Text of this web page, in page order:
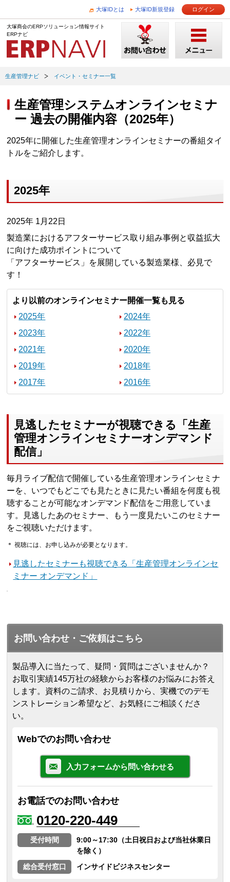
大塚IDとは 大塚ID新規登録 ログイン
大塚商会のERPソリューション情報サイト
ERPナビ
生産管理ナビ イベント・セミナー一覧
生産管理システムオンラインセミナ
ー 過去の開催内容（2025年）
2025年に開催した生産管理オンラインセミナーの番組タイ
トルをご紹介します。
2025年
2025年 1月22日
製造業におけるアフターサービス取り組み事例と収益拡大
に向けた成功ポイントについて
「アフターサービス」を展開している製造業様、必見で
す！
より以前のオンラインセミナー開催一覧も見る
2025年
2024年
2023年
2022年
2021年
2020年
2019年
2018年
2017年
2016年
見逃したセミナーが視聴できる「生産
管理オンラインセミナーオンデマンド
配信」
毎月ライブ配信で開催している生産管理オンラインセミナ
ーを、いつでもどこでも見たときに見たい番組を何度も視
聴することが可能なオンデマンド配信をご用意していま
す。見逃したあのセミナー、もう一度見たいこのセミナー
をご視聴いただけます。
＊ 視聴には、お申し込みが必要となります。
見逃したセミナーも視聴できる「生産管理オンラインセ
ミナー オンデマンド」
お問い合わせ・ご依頼はこちら
製品導入に当たって、疑問・質問はございませんか？
お取引実績145万社の経験からお客様のお悩みにお答え
します。 資料のご請求、お見積りから、実機でのデモ
ンストレーション希望など、お気軽にご相談くださ
い。
Webでのお問い合わせ
入力フォームから問い合わせる
お電話でのお問い合わせ
0120-220-449
受付時間
9:00～17:30（土日祝日および当社休業日
を除く）
総合受付窓口
インサイドビジネスセンター